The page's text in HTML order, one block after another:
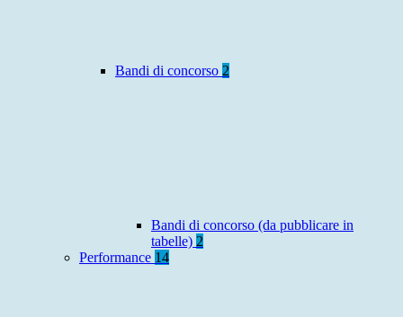
Bandi di concorso 2
Bandi di concorso (da pubblicare in
tabelle) 2
Performance 14